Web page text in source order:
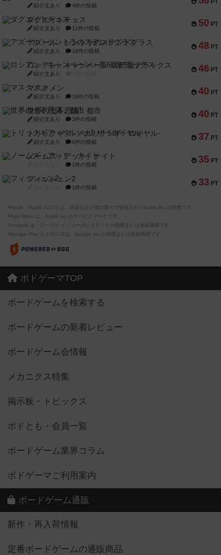
PT
紹介文あり 4件の投稿
50 PT
ダグエイトチェス
紹介文あり 11件の投稿
48 PT
アズール：シントラのステンドグラス
紹介文あり 18件の投稿
46 PT
ロシアン・キャンペーン：第5版デラックス
紹介文あり
40 PT
マスクメン
紹介文あり 16件の投稿
40 PT
世界の七不思議：都市
紹介文あり 3件の投稿
37 PT
トリックギア - ペルソナ5 ザ・ロイヤル-
紹介文あり 6件の投稿
35 PT
ノームズ・アット・ナイト
1件の投稿
33 PT
フィッシェン2
1件の投稿
※Apple、Apple のロゴ は、米国および他の国々で登録されたApple Inc.の商標です。
※App Store は、Apple Inc.のサービスマークです。
※Android は、グーグル インコーポレイテッドの商標または登録商標です。
※Google Play とそのロゴは、Google Inc.の商標または登録商標です。
ボドゲーマTOP
ボードゲームを検索する
ボードゲームの新着レビュー
ボードゲーム会情報
メカニクス特集
掲示板・トピックス
ボドとも・会員一覧
ボードゲーム業界コラム
ボドゲーマご利用案内
ボードゲーム通販
新作・再入荷情報
定番ボードゲームの通販商品